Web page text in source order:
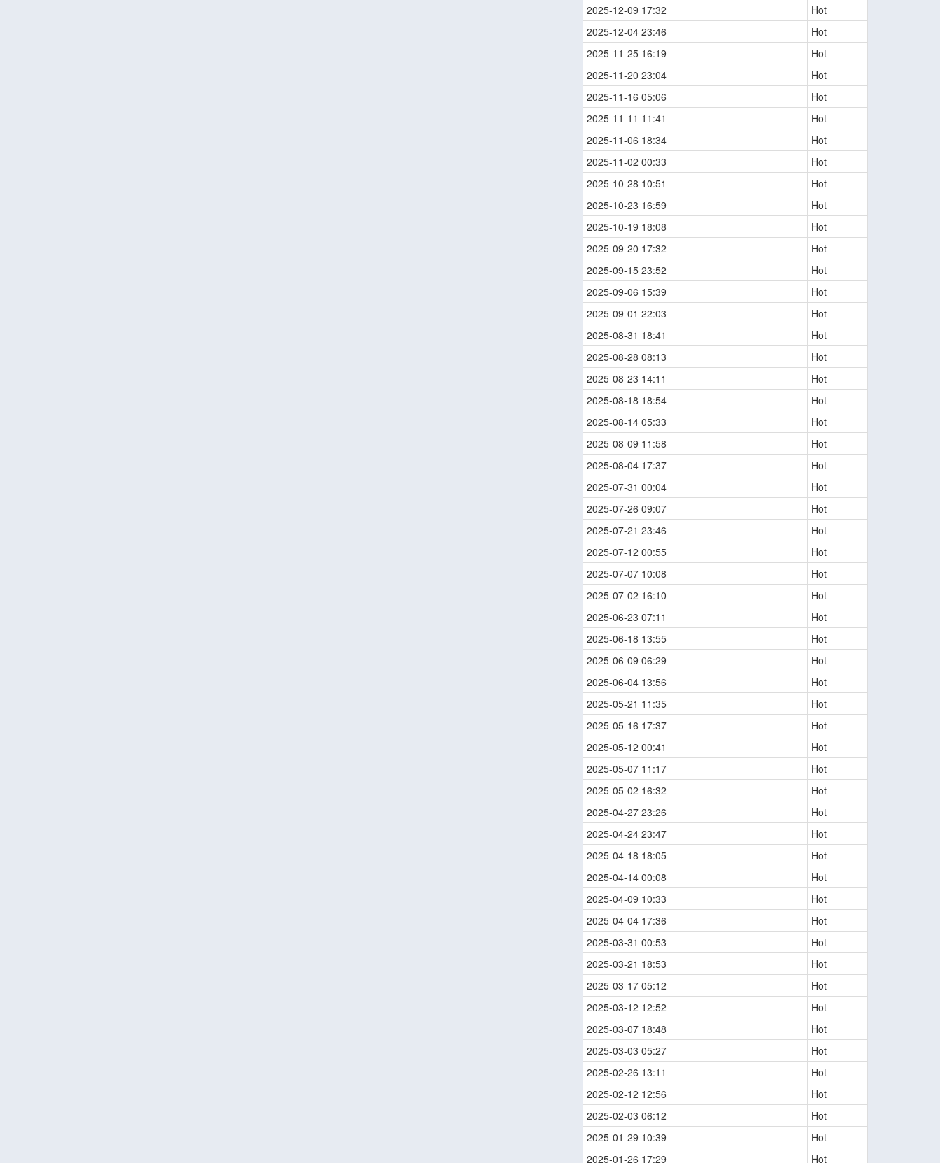
2025-12-09 17:32
Hot
2025-12-04 23:46
Hot
2025-11-25 16:19
Hot
2025-11-20 23:04
Hot
2025-11-16 05:06
Hot
2025-11-11 11:41
Hot
2025-11-06 18:34
Hot
2025-11-02 00:33
Hot
2025-10-28 10:51
Hot
2025-10-23 16:59
Hot
2025-10-19 18:08
Hot
2025-09-20 17:32
Hot
2025-09-15 23:52
Hot
2025-09-06 15:39
Hot
2025-09-01 22:03
Hot
2025-08-31 18:41
Hot
2025-08-28 08:13
Hot
2025-08-23 14:11
Hot
2025-08-18 18:54
Hot
2025-08-14 05:33
Hot
2025-08-09 11:58
Hot
2025-08-04 17:37
Hot
2025-07-31 00:04
Hot
2025-07-26 09:07
Hot
2025-07-21 23:46
Hot
2025-07-12 00:55
Hot
2025-07-07 10:08
Hot
2025-07-02 16:10
Hot
2025-06-23 07:11
Hot
2025-06-18 13:55
Hot
2025-06-09 06:29
Hot
2025-06-04 13:56
Hot
2025-05-21 11:35
Hot
2025-05-16 17:37
Hot
2025-05-12 00:41
Hot
2025-05-07 11:17
Hot
2025-05-02 16:32
Hot
2025-04-27 23:26
Hot
2025-04-24 23:47
Hot
2025-04-18 18:05
Hot
2025-04-14 00:08
Hot
2025-04-09 10:33
Hot
2025-04-04 17:36
Hot
2025-03-31 00:53
Hot
2025-03-21 18:53
Hot
2025-03-17 05:12
Hot
2025-03-12 12:52
Hot
2025-03-07 18:48
Hot
2025-03-03 05:27
Hot
2025-02-26 13:11
Hot
2025-02-12 12:56
Hot
2025-02-03 06:12
Hot
2025-01-29 10:39
Hot
2025-01-26 17:29
Hot